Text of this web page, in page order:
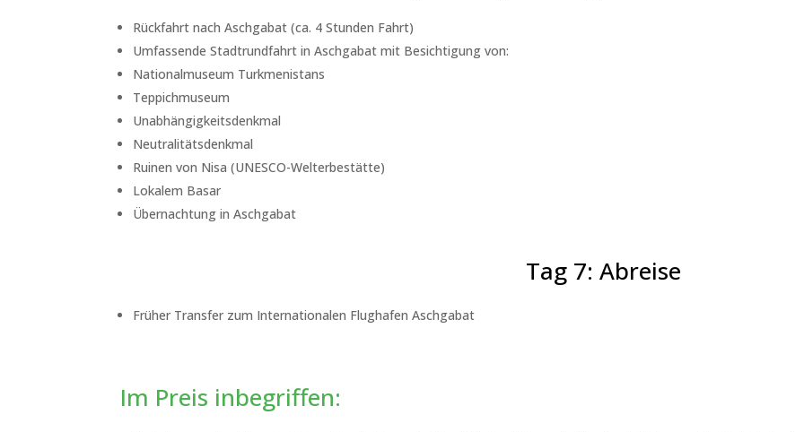
Rückfahrt nach Aschgabat (ca. 4 Stunden Fahrt)
Umfassende Stadtrundfahrt in Aschgabat mit Besichtigung von:
Nationalmuseum Turkmenistans
Teppichmuseum
Unabhängigkeitsdenkmal
Neutralitätsdenkmal
Ruinen von Nisa (UNESCO-Welterbestätte)
Lokalem Basar
Übernachtung in Aschgabat
Tag 7: Abreise
Früher Transfer zum Internationalen Flughafen Aschgabat
Im Preis inbegriffen: